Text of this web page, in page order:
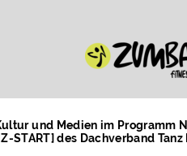
und Medien im Programm
des Dachverband Tanz